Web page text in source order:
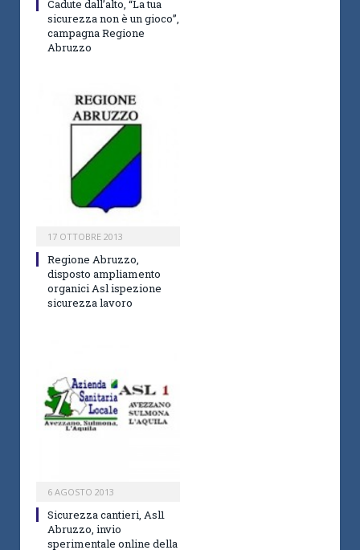
Cadute dall’alto, “La tua
sicurezza non è un gioco”,
campagna Regione
Abruzzo
17 OTTOBRE 2013
Regione Abruzzo,
disposto ampliamento
organici Asl ispezione
sicurezza lavoro
6 AGOSTO 2013
Sicurezza cantieri, Asl1
Abruzzo, invio
sperimentale online della